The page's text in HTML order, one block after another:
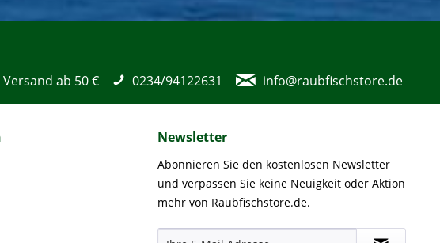
ab 50 € 0234/94122631 info@raubfischstore.de
Newsletter
Abonnieren Sie den kostenlosen Newsletter
und verpassen Sie keine Neuigkeit oder Aktion
mehr von Raubfischstore.de.